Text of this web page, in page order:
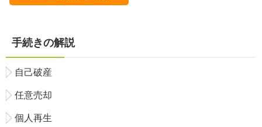
手続きの解説
自己破産
任意売却
個人再生